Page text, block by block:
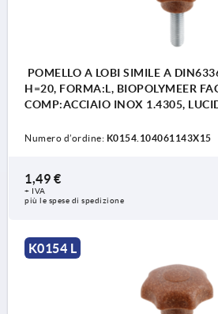
POMELLO A LOBI SIMILE A
H=20, FORMA:L, BIOPOLYMEER
COMP:ACCIAIO INOX 1.4305,
Numero d’ordine: K0154.104061143X15
1,49 €
+ IVA
più le spese di spedizione
K0154 L